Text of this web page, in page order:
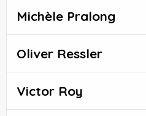
Michèle Pralong
Oliver Ressler
Victor Roy